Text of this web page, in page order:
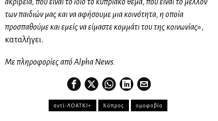
των παιδιών μας και να αφήσουμε μια κοινότητα, η οποία
προσπαθούμε και εμείς να είμαστε κομμάτι του της κοινωνίας»,
καταλήγει.
Με πληροφορίες από Alpha News.
αντί-ΛΟΑΤΚΙ+ Κύπρος ομοφοβία